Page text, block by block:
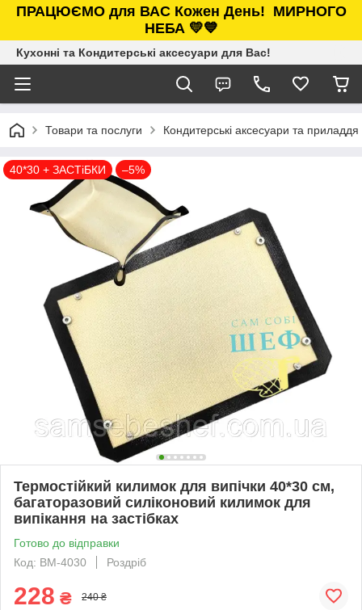
ПРАЦЮЄМО для ВАС Кожен День! МИРНОГО
НЕБА 💛💙
Кухонні та Кондитерські аксесуари для Вас!
Товари та послуги Кондитерські аксесуари та приладдя
40*30 + ЗАСТіБКИ –5%
Термостійкий килимок для випічки 40*30 см,
багаторазовий силіконовий килимок для
випікання на застібках
Готово до відправки
Код: BM-4030
Роздріб
228 ₴ 240 ₴